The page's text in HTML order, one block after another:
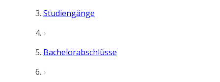
Studiengänge
Bachelorabschlüsse